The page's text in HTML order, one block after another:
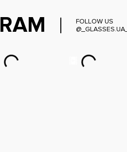
FOLLOW US
@_GLASSES.UA_